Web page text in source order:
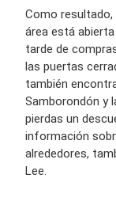
Como resultado,
área está
tarde de
las puertas
también
Samborondón y
pierdas un
información
alrededores,
Lee.